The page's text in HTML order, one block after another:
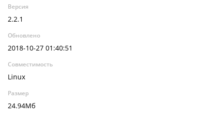
Версия
2.2.1
Обновлено
2018-10-27 01:40:51
Совместимость
Linux
Размер
24.94Мб